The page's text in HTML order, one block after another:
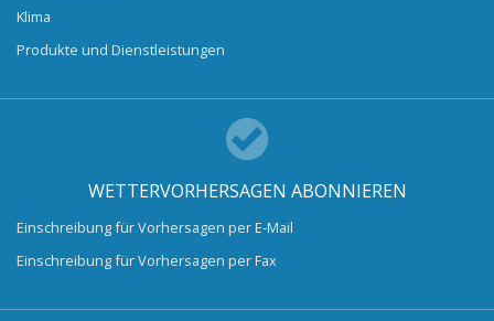
Klima
Produkte und Dienstleistungen
WETTERVORHERSAGEN ABONNIEREN
Einschreibung für Vorhersagen per E-Mail
Einschreibung für Vorhersagen per Fax